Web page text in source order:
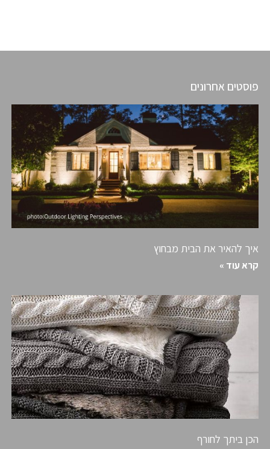
פוסטים אחרונים
איך להאיר את הבית מבחוץ
קרא עוד »
הכן ביתך לחורף